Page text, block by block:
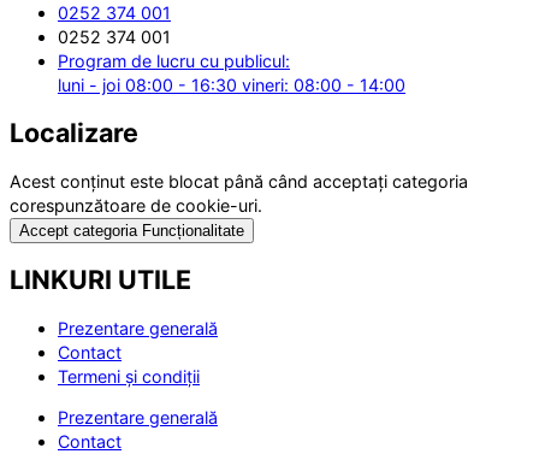
0252 374 001
0252 374 001
Program de lucru cu publicul:
luni - joi 08:00 - 16:30 vineri: 08:00 - 14:00
Localizare
Acest conținut este blocat până când acceptați categoria
corespunzătoare de cookie-uri.
Accept categoria Funcționalitate
LINKURI UTILE
Prezentare generală
Contact
Termeni și condiții
Prezentare generală
Contact